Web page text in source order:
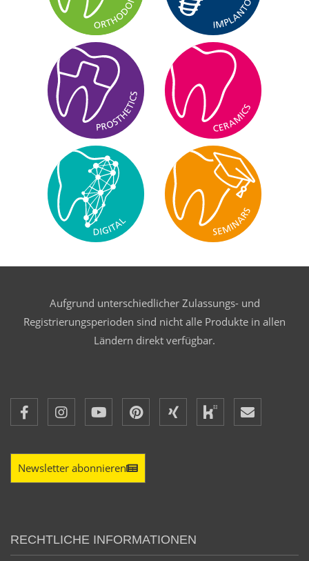
Aufgrund unterschiedlicher Zulassungs- und
Registrierungsperioden sind nicht alle Produkte in allen
Ländern direkt verfügbar.
Newsletter abonnieren
RECHTLICHE INFORMATIONEN